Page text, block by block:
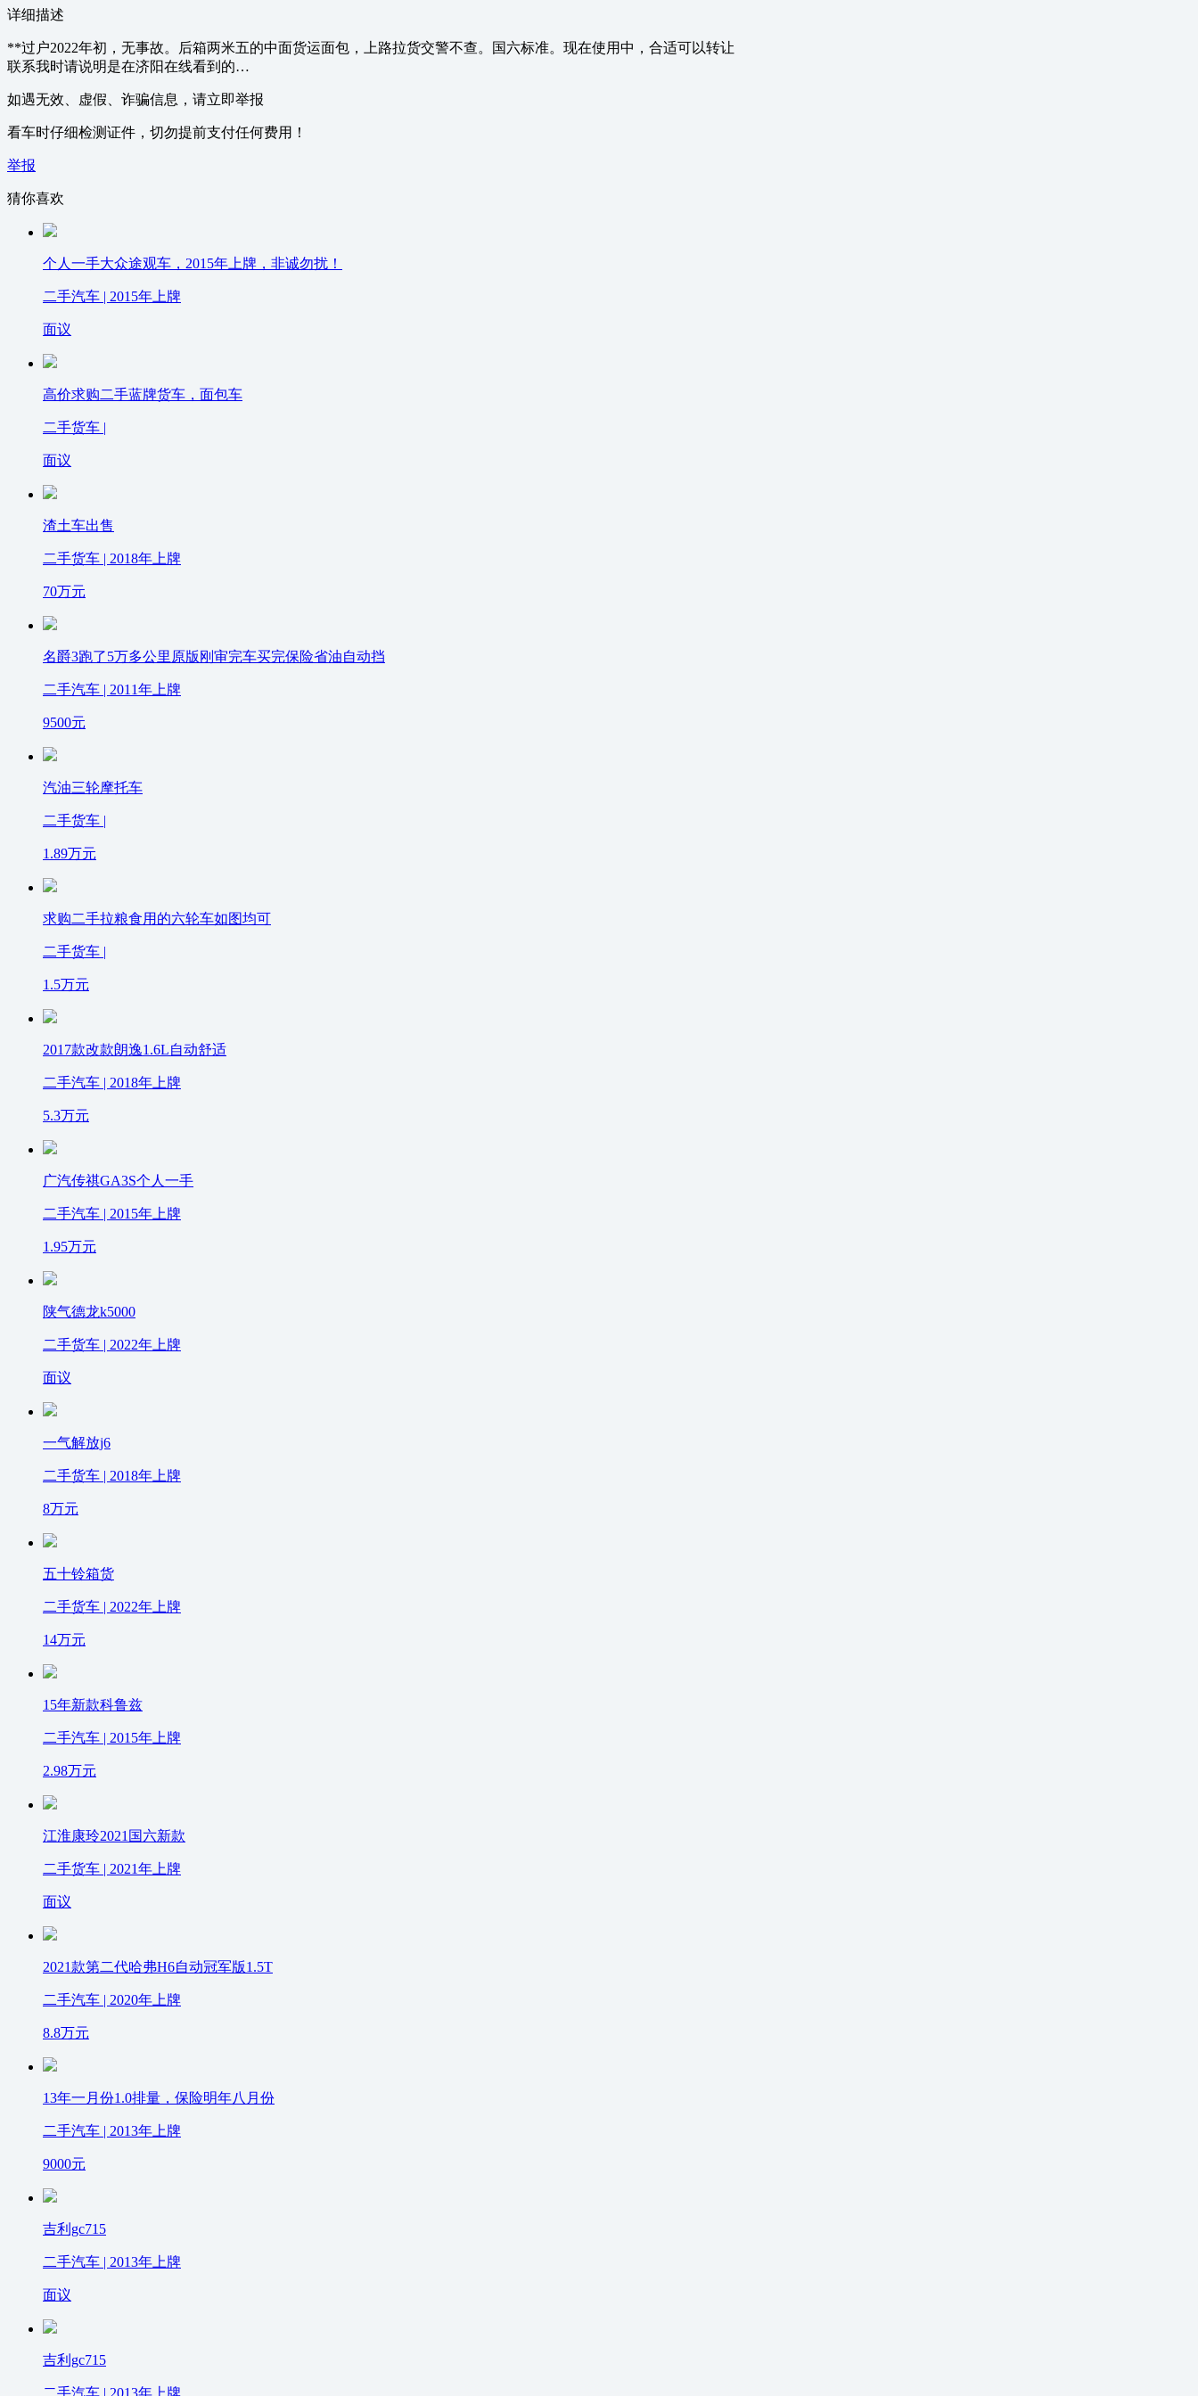
详细描述
**过户2022年初，无事故。后箱两米五的中面货运面包，上路拉货交警不查。国六标准。现在使用中，合适可以转让
联系我时请说明是在济阳在线看到的…
如遇无效、虚假、诈骗信息，请立即举报
看车时仔细检测证件，切勿提前支付任何费用！
举报
猜你喜欢
个人一手大众途观车，2015年上牌，非诚勿扰！
二手汽车 | 2015年上牌
面议
高价求购二手蓝牌货车，面包车
二手货车 |
面议
渣土车出售
二手货车 | 2018年上牌
70万元
名爵3跑了5万多公里原版刚审完车买完保险省油自动挡
二手汽车 | 2011年上牌
9500元
汽油三轮摩托车
二手货车 |
1.89万元
求购二手拉粮食用的六轮车如图均可
二手货车 |
1.5万元
2017款改款朗逸1.6L自动舒适
二手汽车 | 2018年上牌
5.3万元
广汽传祺GA3S个人一手
二手汽车 | 2015年上牌
1.95万元
陕气德龙k5000
二手货车 | 2022年上牌
面议
一气解放j6
二手货车 | 2018年上牌
8万元
五十铃箱货
二手货车 | 2022年上牌
14万元
15年新款科鲁兹
二手汽车 | 2015年上牌
2.98万元
江淮康玲2021国六新款
二手货车 | 2021年上牌
面议
2021款第二代哈弗H6自动冠军版1.5T
二手汽车 | 2020年上牌
8.8万元
13年一月份1.0排量，保险明年八月份
二手汽车 | 2013年上牌
9000元
吉利gc715
二手汽车 | 2013年上牌
面议
吉利gc715
二手汽车 | 2013年上牌